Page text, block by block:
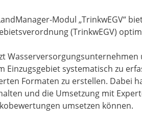
Modul „TrinkwEGV“
(TrinkwEGV)
Einzugsgebiet systematisch zu
Formaten zu erstellen. Dabei
und die Umsetzung mit
umsetzen können.